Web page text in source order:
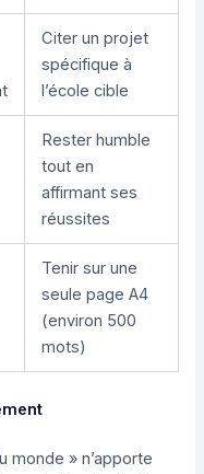
Citer un projet
spécifique à
l’école cible
Rester humble
tout en
affirmant ses
réussites
Tenir sur une
seule page A4
(environ 500
mots)
monde » n’apporte